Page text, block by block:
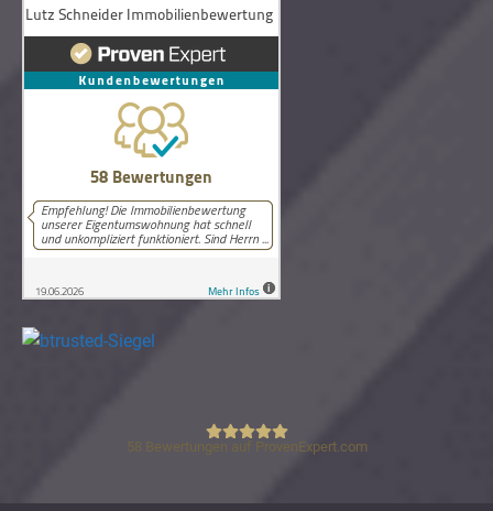
Lutz Schneider Immobilienbewertung
58 Bewertungen auf ProvenExpert.com